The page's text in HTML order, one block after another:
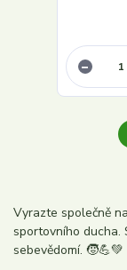
Vyrazte společně
sportovního ducha.
sebevědomí. 🧒💪💚